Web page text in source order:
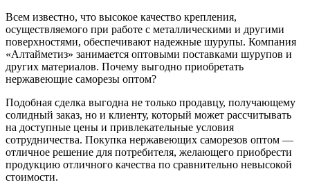
Всем известно, что высокое качество крепления,
осуществляемого при работе с металлическими и другими
поверхностями, обеспечивают надежные шурупы. Компания
«Алтайметиз» занимается оптовыми поставками шурупов и
других материалов. Почему выгодно приобретать
нержавеющие саморезы оптом?
Подобная сделка выгодна не только продавцу, получающему
солидный заказ, но и клиенту, который может рассчитывать
на доступные цены и привлекательные условия
сотрудничества. Покупка нержавеющих саморезов оптом —
отличное решение для потребителя, желающего приобрести
продукцию отличного качества по сравнительно невысокой
стоимости.